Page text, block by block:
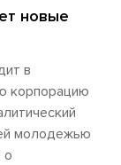
новые
в
корпорацию
молодежью
о